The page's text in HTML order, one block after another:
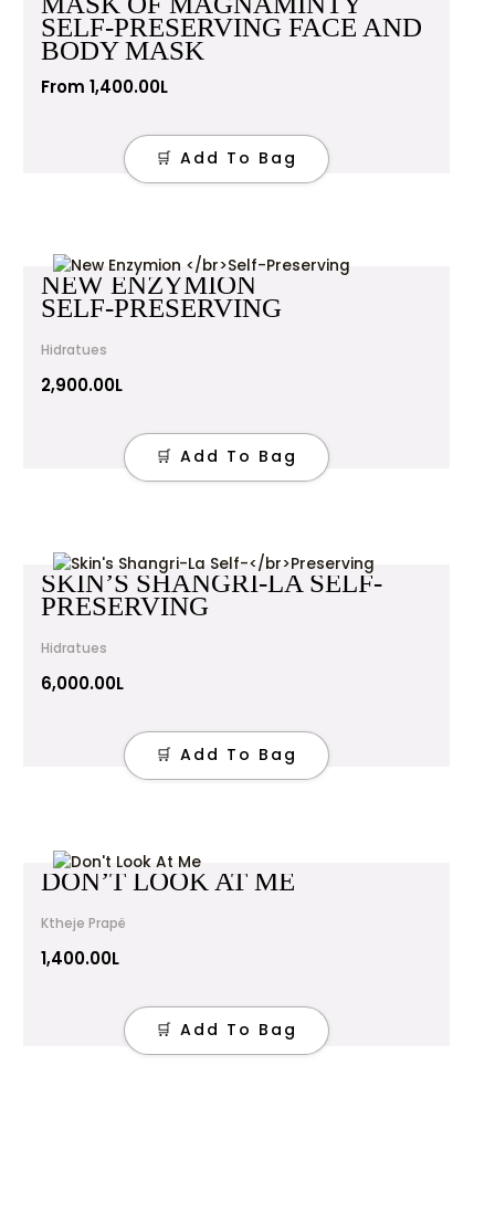
SELF-PRESERVING FACE AND
BODY MASK
From1,400.00L
🛒 Add To Bag
has
multiple
chosen
page
NEW ENZYMION
SELF-PRESERVING
Hidratues
2,900.00L
🛒 Add To Bag
SKIN’S SHANGRI-LA SELF-
PRESERVING
Hidratues
6,000.00L
🛒 Add To Bag
DON’T LOOK AT ME
Ktheje Prapë
1,400.00L
🛒 Add To Bag